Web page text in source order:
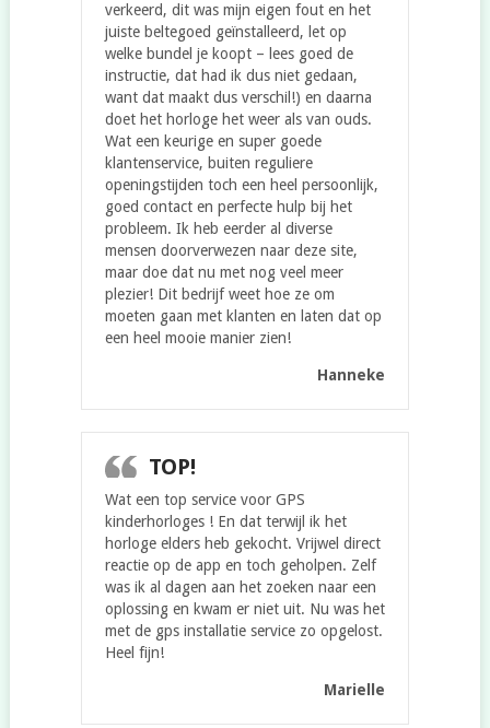
verkeerd, dit was mijn eigen fout en het
juiste beltegoed geïnstalleerd, let op
welke bundel je koopt – lees goed de
instructie, dat had ik dus niet gedaan,
want dat maakt dus verschil!) en daarna
doet het horloge het weer als van ouds.
Wat een keurige en super goede
klantenservice, buiten reguliere
openingstijden toch een heel persoonlijk,
goed contact en perfecte hulp bij het
probleem. Ik heb eerder al diverse
mensen doorverwezen naar deze site,
maar doe dat nu met nog veel meer
plezier! Dit bedrijf weet hoe ze om
moeten gaan met klanten en laten dat op
een heel mooie manier zien!
Hanneke
TOP!
Wat een top service voor GPS
kinderhorloges ! En dat terwijl ik het
horloge elders heb gekocht. Vrijwel direct
reactie op de app en toch geholpen. Zelf
was ik al dagen aan het zoeken naar een
oplossing en kwam er niet uit. Nu was het
met de gps installatie service zo opgelost.
Heel fijn!
Marielle